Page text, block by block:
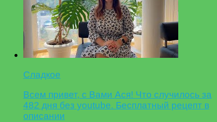
Сладкое
Всем привет, с Вами Ася! Что случилось за
482 дня без youtube. Бесплатный рецепт в
описании